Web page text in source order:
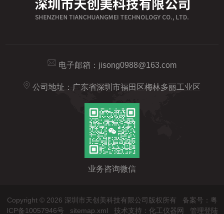
电子邮箱： jisong0988@163.com
公司地址：广东省深圳市福田区梅林多丽工业区
业务咨询微信
Copyright © 2026 深圳市天创美科技有限公司版权所有 备案号：粤
ICP备10057946号
sitemap.xml 技术支持： 化工仪器网 管理登陆